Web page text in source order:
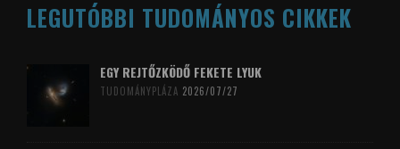
LEGUTÓBBI TUDOMÁNYOS CIKKEK
EGY REJTŐZKÖDŐ FEKETE LYUK
TUDOMÁNYPLÁZA 2026/07/27